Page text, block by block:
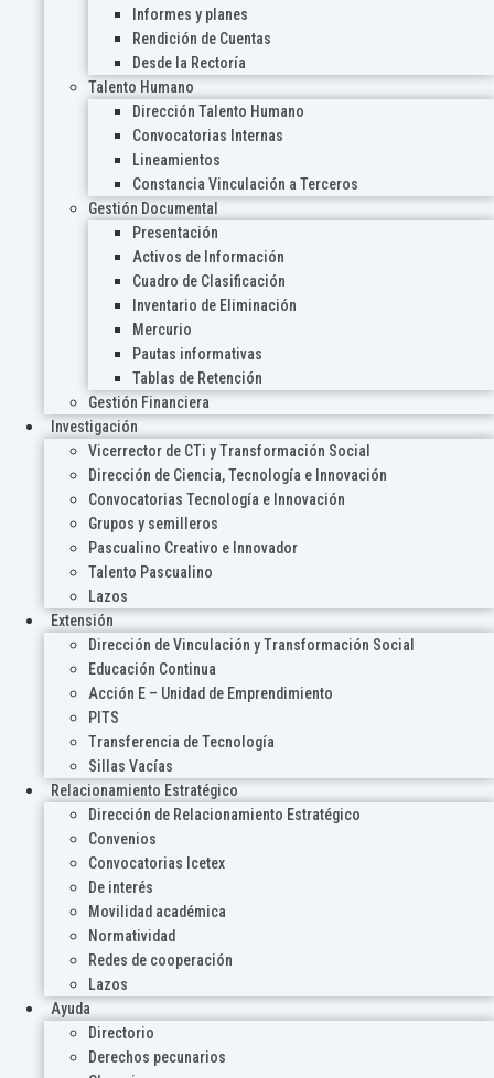
Informes y planes
Rendición de Cuentas
Desde la Rectoría
Talento Humano
Dirección Talento Humano
Convocatorias Internas
Lineamientos
Constancia Vinculación a Terceros
Gestión Documental
Presentación
Activos de Información
Cuadro de Clasificación
Inventario de Eliminación
Mercurio
Pautas informativas
Tablas de Retención
Gestión Financiera
Investigación
Vicerrector de CTi y Transformación Social
Dirección de Ciencia, Tecnología e Innovación
Convocatorias Tecnología e Innovación
Grupos y semilleros
Pascualino Creativo e Innovador
Talento Pascualino
Lazos
Extensión
Dirección de Vinculación y Transformación Social
Educación Continua
Acción E – Unidad de Emprendimiento
PITS
Transferencia de Tecnología
Sillas Vacías
Relacionamiento Estratégico
Dirección de Relacionamiento Estratégico
Convenios
Convocatorias Icetex
De interés
Movilidad académica
Normatividad
Redes de cooperación
Lazos
Ayuda
Directorio
Derechos pecunarios